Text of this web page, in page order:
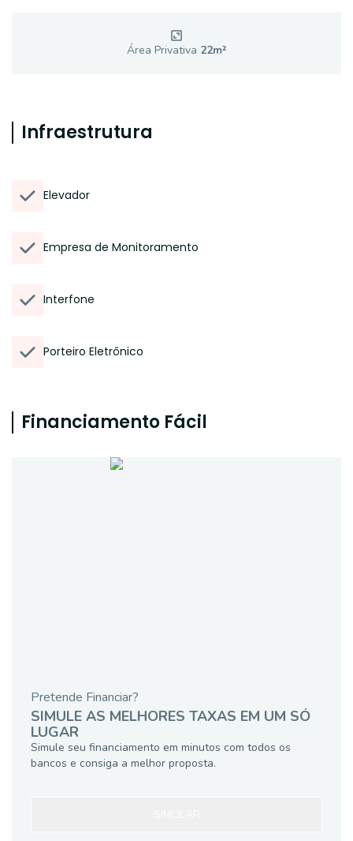
Área Privativa 22m²
Infraestrutura
Elevador
Empresa de Monitoramento
Interfone
Porteiro Eletrônico
Financiamento Fácil
Pretende Financiar?
SIMULE AS MELHORES TAXAS EM UM SÓ
LUGAR
Simule seu financiamento em minutos com todos os
bancos e consiga a melhor proposta.